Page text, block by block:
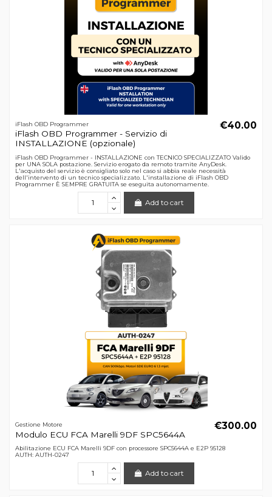
iFlash OBD Programmer
iFlash OBD Programmer - Servizio di
INSTALLAZIONE (opzionale)
€40.00
iFlash OBD Programmer - INSTALLAZIONE con TECNICO SPECIALIZZATO Valido
per UNA SOLA postazione. Servizio erogato da remoto tramite AnyDesk.
L'acquisto del servizio è consigliato solo nel caso si abbia reale necessità
dell'intervento di un tecnico specializzato. L'installazione di iFlash OBD
Programmer È SEMPRE GRATUITA se eseguita autonomamente.
Add to cart
Gestione Motore
Modulo ECU FCA Marelli 9DF SPC5644A
€300.00
Abilitazione ECU FCA Marelli 9DF con processore SPC5644A e E2P 95128
AUTH: AUTH-0247
Add to cart